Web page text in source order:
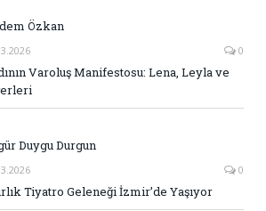
Özkan
0
Varoluş Manifestosu: Lena, Leyla ve
Duygu Durgun
0
Tiyatro Geleneği İzmir’de Yaşıyor